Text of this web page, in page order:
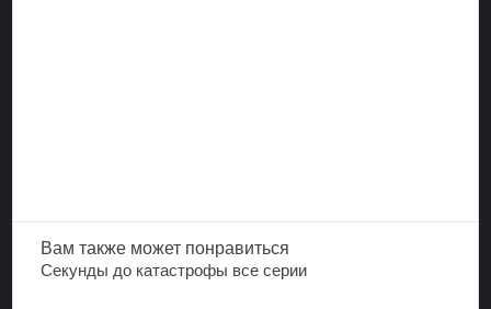
Вам также может понравиться
Секунды до катастрофы все серии